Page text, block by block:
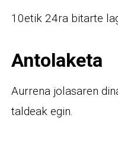
10etik 24ra bitarte
Antolaketa
Aurrena jolasaren
taldeak egin.